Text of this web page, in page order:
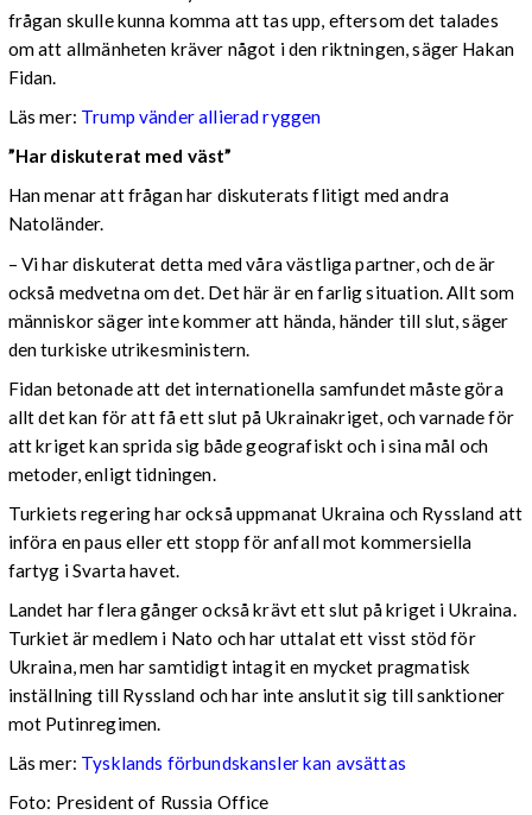
frågan skulle kunna komma att tas upp, eftersom det talades
om att allmänheten kräver något i den riktningen, säger Hakan
Fidan.
Läs mer: Trump vänder allierad ryggen
”Har diskuterat med väst”
Han menar att frågan har diskuterats flitigt med andra
Natoländer.
– Vi har diskuterat detta med våra västliga partner, och de är
också medvetna om det. Det här är en farlig situation. Allt som
människor säger inte kommer att hända, händer till slut, säger
den turkiske utrikesministern.
Fidan betonade att det internationella samfundet måste göra
allt det kan för att få ett slut på Ukrainakriget, och varnade för
att kriget kan sprida sig både geografiskt och i sina mål och
metoder, enligt tidningen.
Turkiets regering har också uppmanat Ukraina och Ryssland att
införa en paus eller ett stopp för anfall mot kommersiella
fartyg i Svarta havet.
Landet har flera gånger också krävt ett slut på kriget i Ukraina.
Turkiet är medlem i Nato och har uttalat ett visst stöd för
Ukraina, men har samtidigt intagit en mycket pragmatisk
inställning till Ryssland och har inte anslutit sig till sanktioner
mot Putinregimen.
Läs mer: Tysklands förbundskansler kan avsättas
Foto: President of Russia Office